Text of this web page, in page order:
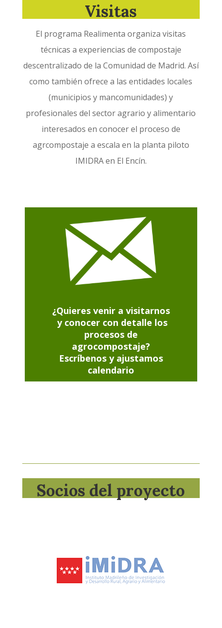
Visitas
El programa Realimenta organiza visitas
técnicas a experiencias de compostaje
descentralizado de la Comunidad de Madrid. Así
como también ofrece a las entidades locales
(municipios y mancomunidades) y
profesionales del sector agrario y alimentario
interesados en conocer el proceso de
agrcompostaje a escala en la planta piloto
IMIDRA en El Encín.
¿Quieres venir a visitarnos
y conocer con detalle los
procesos de
agrocompostaje?
Escríbenos y ajustamos
calendario
Socios del proyecto